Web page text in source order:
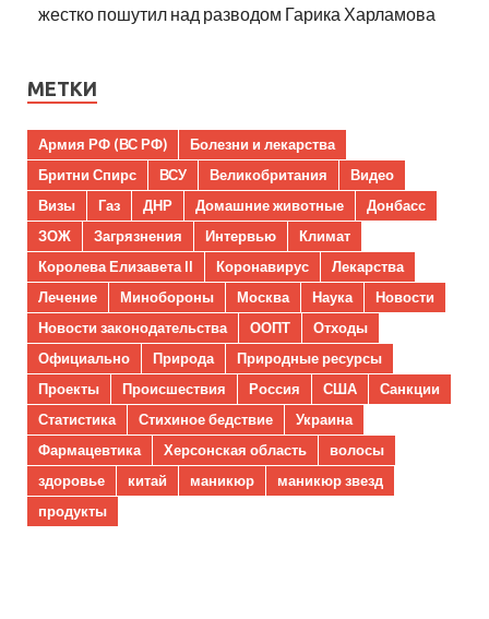
жестко пошутил над разводом Гарика Харламова
МЕТКИ
Армия РФ (ВС РФ)
Болезни и лекарства
Бритни Спирс
ВСУ Великобритания
Видео
Визы
Газ ДНР Домашние животные
Донбасс
ЗОЖ
Загрязнения Интервью
Климат
Королева Елизавета II
Коронавирус
Лекарства
Лечение
Минобороны Москва Наука
Новости
Новости законодательства
ООПТ
Отходы
Официально
Природа
Природные ресурсы
Проекты
Происшествия Россия США
Санкции
Статистика
Стихиное бедствие
Украина
Фармацевтика
Херсонская область
волосы
здоровье
китай маникюр
маникюр звезд
продукты